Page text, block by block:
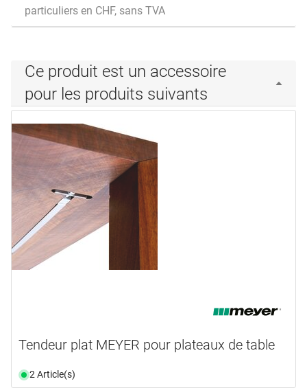
particuliers en CHF, sans TVA
Ce produit est un accessoire
pour les produits suivants
Tendeur plat MEYER pour plateaux de table
2 Article(s)